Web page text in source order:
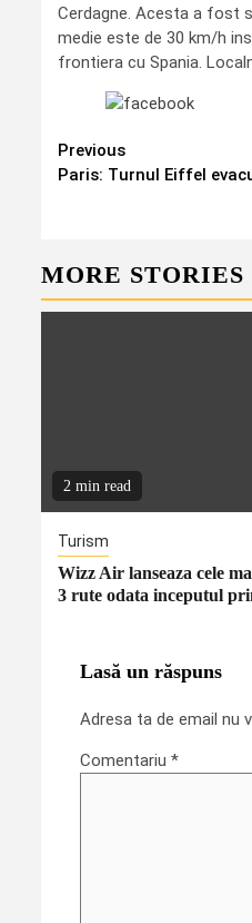
Cerdagne. Acesta a fost
medie este de 30 km/h
frontiera cu Spania.
Share
Continue
Previous
Paris: Turnul Eiffel
MORE STORIES
2 min read
Turism
Wizz Air lanseaza cele
3 rute odata inceputul
Lasă un răspuns
Adresa ta de email nu
Comentariu *